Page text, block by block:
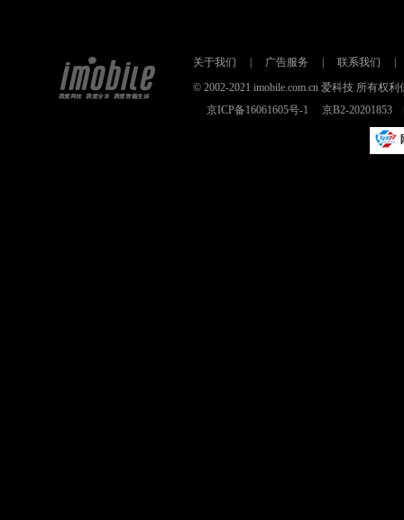
关于我们 广告服务 联系我们
© 2002-2021 imobile.com.cn 爱科技 所有权
京ICP备16061605号-1
京B2-20201853